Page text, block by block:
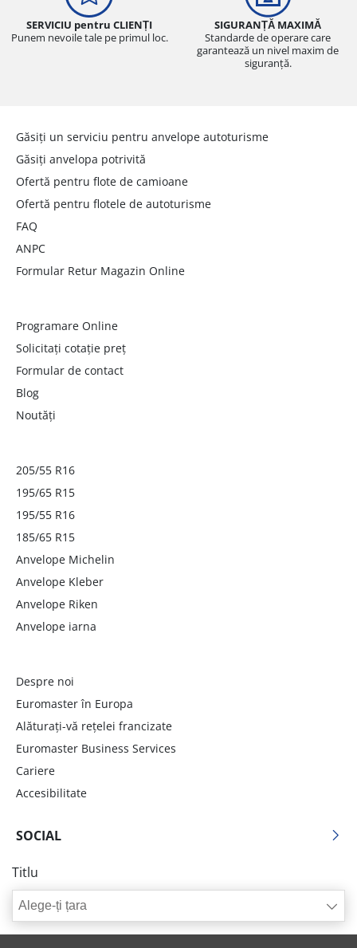
SERVICIU pentru CLIENȚI
Punem nevoile tale pe primul loc.
SIGURANȚĂ MAXIMĂ
Standarde de operare care
garantează un nivel maxim de
siguranță.
Găsiți un serviciu pentru anvelope autoturisme
Găsiți anvelopa potrivită
Ofertă pentru flote de camioane
Ofertă pentru flotele de autoturisme
FAQ
ANPC
Formular Retur Magazin Online
Programare Online
Solicitați cotație preț
Formular de contact
Blog
Noutăți
205/55 R16
195/65 R15
195/55 R16
185/65 R15
Anvelope Michelin
Anvelope Kleber
Anvelope Riken
Anvelope iarna
Despre noi
Euromaster în Europa
Alăturați-vă rețelei francizate
Euromaster Business Services
Cariere
Accesibilitate
SOCIAL
Titlu
Alege-ți țara